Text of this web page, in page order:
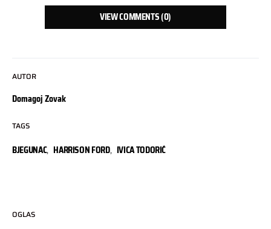
AUTOR
Domagoj Zovak
TAGS
BJEGUNAC, HARRISON FORD, IVICA TODORIĆ
VIEW COMMENTS (0)
OGLAS